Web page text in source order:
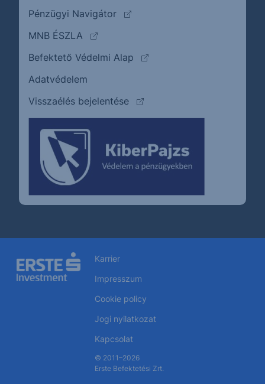
Pénzügyi Navigátor
(külső oldalra ugrik)
MNB ÉSZLA
(külső oldalra ugrik)
Befektető Védelmi Alap
(külső oldalra ugrik)
Adatvédelem
Visszaélés bejelentése
(külső oldalra ugrik)
Karrier
Impresszum
Cookie policy
Jogi nyilatkozat
Kapcsolat
© 2011–2026
Erste Befektetési Zrt.